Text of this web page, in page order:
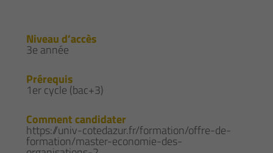
Niveau d’accès
3e année
Prérequis
1er cycle (bac+3)
Comment candidater
https://univ-cotedazur.fr/formation/offre-de-
formation/master-economie-des-